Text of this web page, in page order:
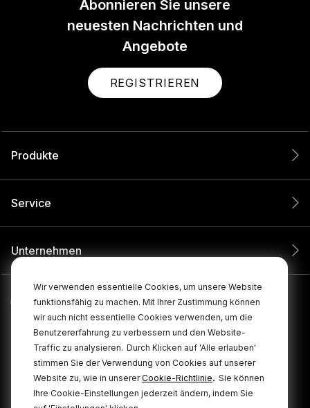
Wir verwenden essentielle Cookies, um unsere Website
funktionsfähig zu machen. Mit Ihrer Zustimmung können
wir auch nicht essentielle Cookies verwenden, um die
Benutzererfahrung zu verbessern und den Website-
Traffic zu analysieren. Durch Klicken auf 'Alle erlauben'
stimmen Sie der Verwendung von Cookies auf unserer
Website zu, wie in unsererCookie-Richtlinie. Sie können
Ihre Cookie-Einstellungen jederzeit ändern, indem Sie
Abonnieren Sie unsere
neuesten Nachrichten und
Angebote
REGISTRIEREN
Produkte
Service
Unternehmen
© 2026 RØDE Alle Rechte vorbehalten.